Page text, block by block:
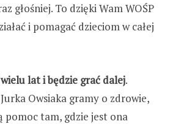
głośniej. To dzięki Wam WOŚP
i pomagać dzieciom w całej
wielu lat i będzie grać dalej.
Owsiaka gramy o zdrowie,
pomoc tam, gdzie jest ona